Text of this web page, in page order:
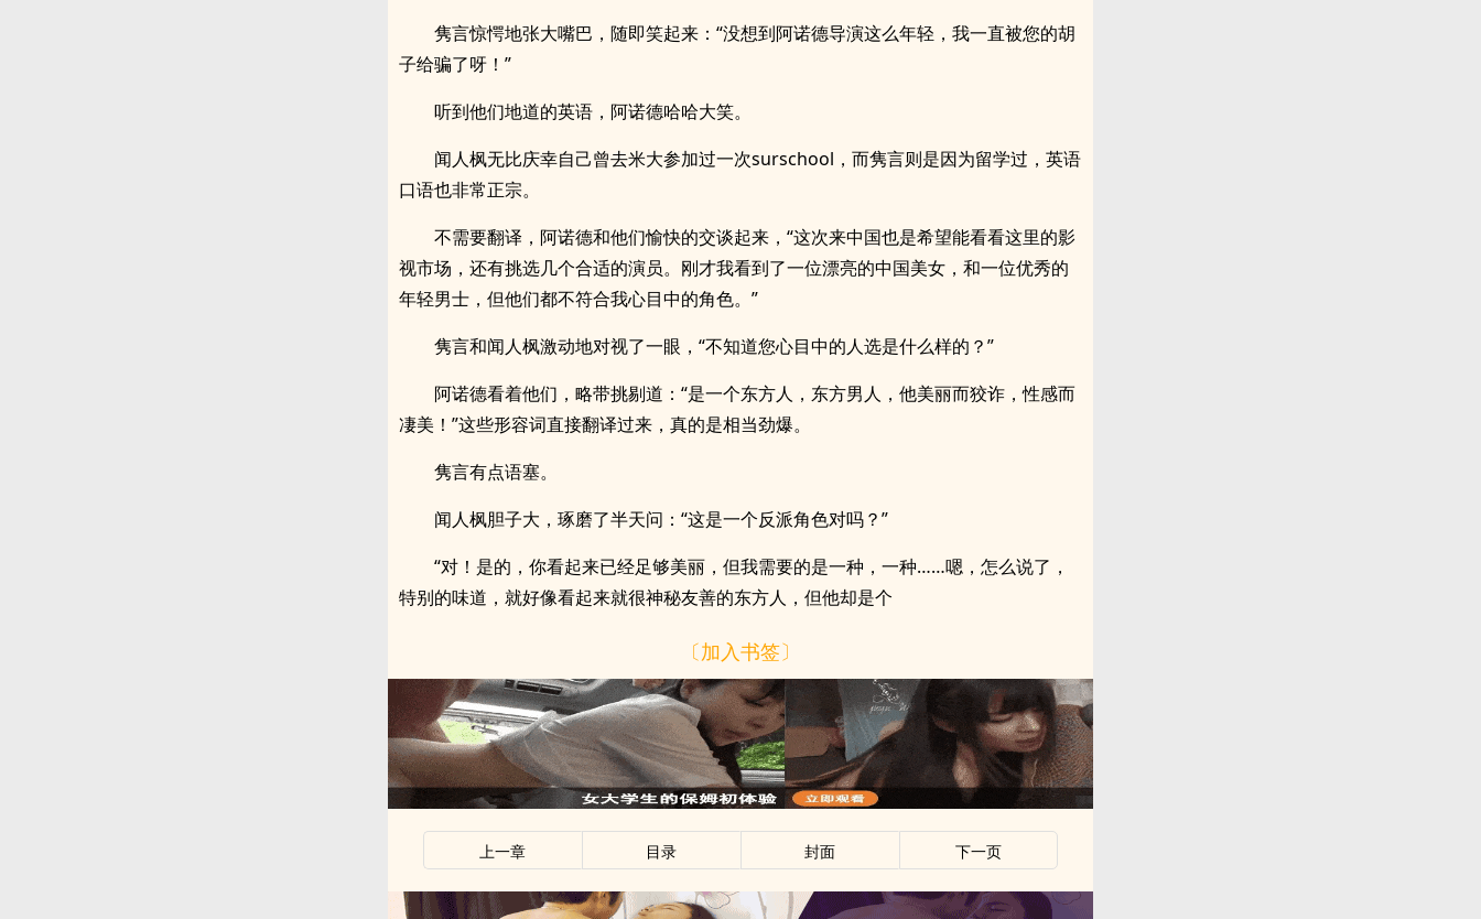
隽言惊愕地张大嘴巴，随即笑起来：“没想到阿诺德导演这么年轻，我一直被您的胡
子给骗了呀！”
听到他们地道的英语，阿诺德哈哈大笑。
闻人枫无比庆幸自己曾去米大参加过一次surschool，而隽言则是因为留学过，英语
口语也非常正宗。
不需要翻译，阿诺德和他们愉快的交谈起来，“这次来中国也是希望能看看这里的影
视市场，还有挑选几个合适的演员。刚才我看到了一位漂亮的中国美女，和一位优秀的
年轻男士，但他们都不符合我心目中的角色。”
隽言和闻人枫激动地对视了一眼，“不知道您心目中的人选是什么样的？”
阿诺德看着他们，略带挑剔道：“是一个东方人，东方男人，他美丽而狡诈，性感而
凄美！”这些形容词直接翻译过来，真的是相当劲爆。
隽言有点语塞。
闻人枫胆子大，琢磨了半天问：“这是一个反派角色对吗？”
“对！是的，你看起来已经足够美丽，但我需要的是一种，一种……嗯，怎么说了，
特别的味道，就好像看起来就很神秘友善的东方人，但他却是个
〔加入书签〕
上一章 目录 封面 下一页